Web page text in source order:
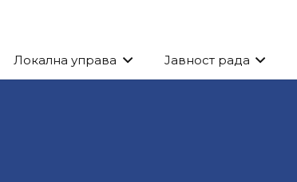
Локална управа Јавност рада